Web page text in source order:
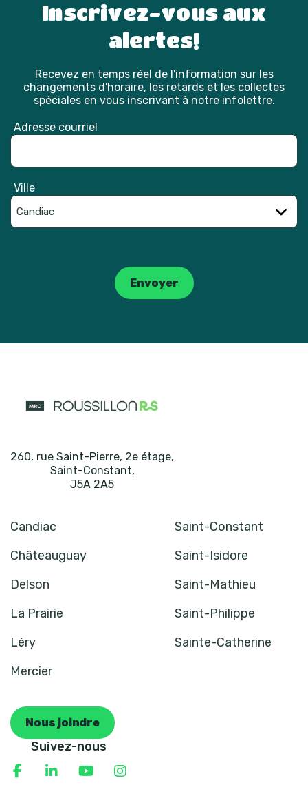
Inscrivez-vous aux
alertes!
Recevez en temps réel de l'information sur les
changements d'horaire, les retards et les collectes
spéciales en vous inscrivant à notre infolettre.
Adresse courriel
Ville
Envoyer
260, rue Saint-Pierre, 2e étage,
Saint-Constant,
J5A 2A5
Candiac
Saint-Constant
Châteauguay
Saint-Isidore
Delson
Saint-Mathieu
La Prairie
Saint-Philippe
Léry
Sainte-Catherine
Mercier
Nous joindre
Suivez-nous